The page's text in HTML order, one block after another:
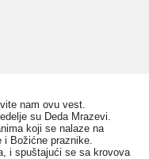
nam ovu vest.
su Deda Mrazevi.
koji se nalaze na
i Božićne praznike.
i spuštajući se sa krovova